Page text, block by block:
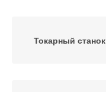
Токарный станок